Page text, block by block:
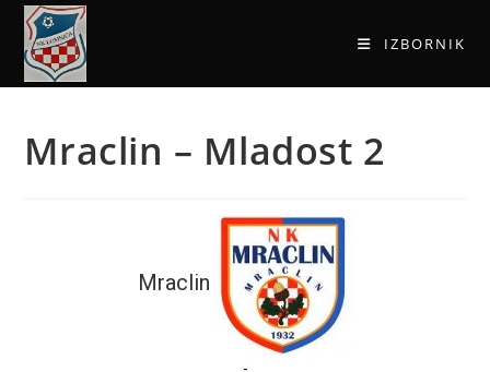
IZBORNIK
Mraclin – Mladost 2
Mraclin